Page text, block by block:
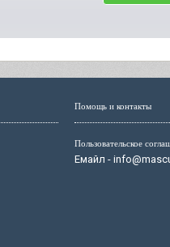
Помощь и контакты
Пользовательское
Емайл -